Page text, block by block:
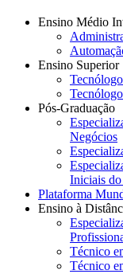
Ensino Médio
Ensino Superior
Pós-Graduação
Negócios
Iniciais
Plataforma
Ensino à
Técnico
Técnico